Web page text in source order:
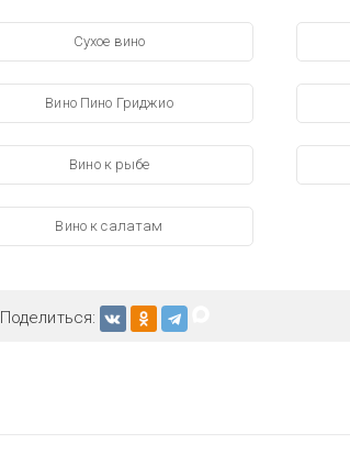
Сухое вино
Вино Пино Гриджио
Вино к рыбе
Вино к салатам
Поделиться: